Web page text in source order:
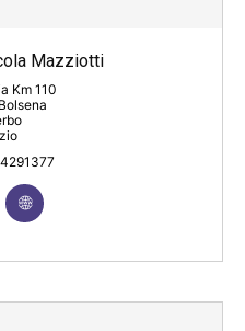
Mazziotti
Km 110